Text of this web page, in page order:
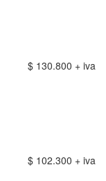
$ 130.800 + iva
$ 102.300 + iva